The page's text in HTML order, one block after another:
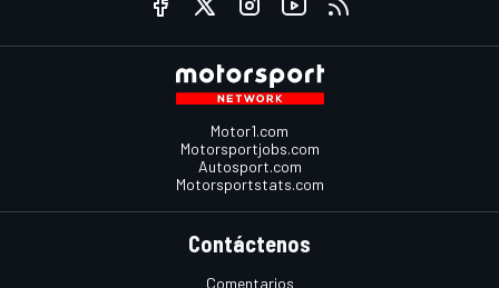
Motor1.com
Motorsportjobs.com
Autosport.com
Motorsportstats.com
Contáctenos
Comentarios